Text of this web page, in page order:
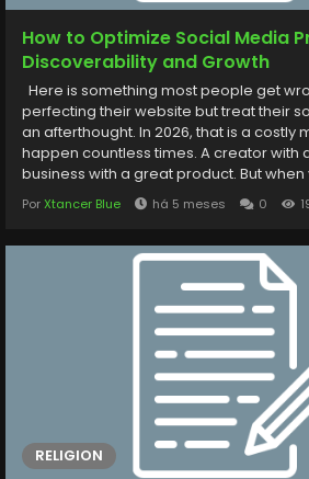
How to Optimize Social Media
Discoverability and Growth
Here is something most people get
perfecting their website but treat their
an afterthought. In 2026, that is a costly
happen countless times. A creator with
business with a great product. But
profile, it is either outdated, confusing,
And just like that, they lose a potential
PorXtancer Blue há 5 meses 0
RELIGION